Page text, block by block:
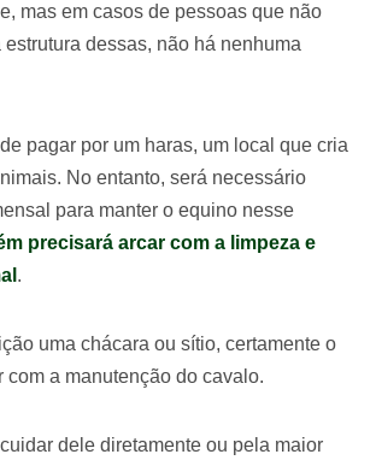
mas em casos de pessoas que não
dessas, não há nenhuma
pagar por um haras, um local que cria
No entanto, será necessário
para manter o equino nesse
precisará arcar com a limpeza e
.
uma chácara ou sítio, certamente o
com a manutenção do cavalo.
dele diretamente ou pela maior